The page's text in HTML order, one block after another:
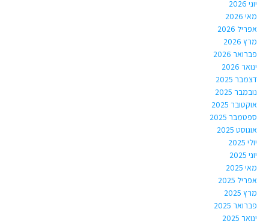
יוני 2026
מאי 2026
אפריל 2026
מרץ 2026
פברואר 2026
ינואר 2026
דצמבר 2025
נובמבר 2025
אוקטובר 2025
ספטמבר 2025
אוגוסט 2025
יולי 2025
יוני 2025
מאי 2025
אפריל 2025
מרץ 2025
פברואר 2025
ינואר 2025